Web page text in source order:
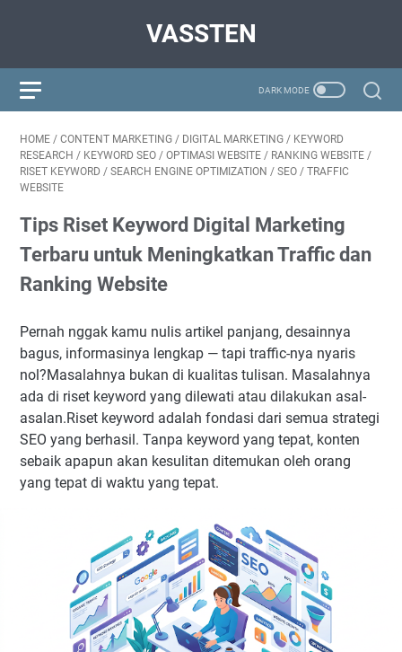
VASSTEN
HOME / CONTENT MARKETING / DIGITAL MARKETING / KEYWORD
RESEARCH / KEYWORD SEO / OPTIMASI WEBSITE / RANKING WEBSITE /
RISET KEYWORD / SEARCH ENGINE OPTIMIZATION / SEO / TRAFFIC
WEBSITE
Tips Riset Keyword Digital Marketing
Terbaru untuk Meningkatkan Traffic dan
Ranking Website
Pernah nggak kamu nulis artikel panjang, desainnya
bagus, informasinya lengkap — tapi traffic-nya nyaris
nol?Masalahnya bukan di kualitas tulisan. Masalahnya
ada di riset keyword yang dilewati atau dilakukan asal-
asalan.Riset keyword adalah fondasi dari semua strategi
SEO yang berhasil. Tanpa keyword yang tepat, konten
sebaik apapun akan kesulitan ditemukan oleh orang
yang tepat di waktu yang tepat.